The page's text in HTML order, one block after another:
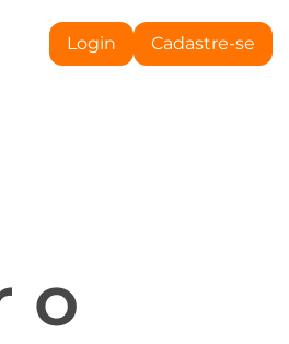
Login Cadastre-se
o